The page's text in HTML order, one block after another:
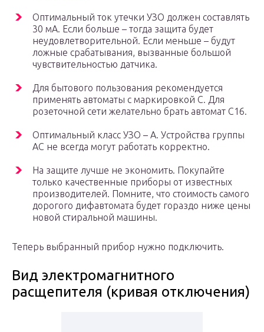
Оптимальный ток утечки УЗО должен составлять
30 мА. Если больше – тогда защита будет
неудовлетворительной. Если меньше – будут
ложные срабатывания, вызванные большой
чувствительностью датчика.
Для бытового пользования рекомендуется
применять автоматы с маркировкой С. Для
розеточной сети желательно брать автомат С16.
Оптимальный класс УЗО – А. Устройства группы
АС не всегда могут работать корректно.
На защите лучше не экономить. Покупайте
только качественные приборы от известных
производителей. Помните, что стоимость самого
дорогого дифавтомата будет гораздо ниже цены
новой стиральной машины.
Теперь выбранный прибор нужно подключить.
Вид электромагнитного
расщепителя (кривая отключения)